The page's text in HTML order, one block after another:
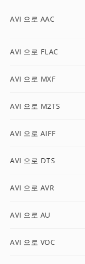
AVI 으로 AAC
AVI 으로 FLAC
AVI 으로 MXF
AVI 으로 M2TS
AVI 으로 AIFF
AVI 으로 DTS
AVI 으로 AVR
AVI 으로 AU
AVI 으로 VOC